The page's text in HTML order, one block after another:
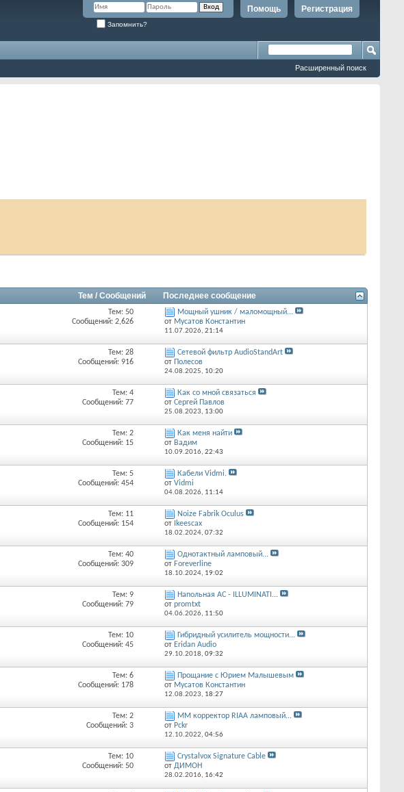
Регистрация
Помощь
Запомнить?
Расширенный поиск
Тем / Сообщений Последнее сообщение
Тем: 50
Сообщений: 2,626
Мощный ушник / маломощный...
от Мусатов Константин
11.07.2026, 21:14
Тем: 28
Сообщений: 916
Сетевой фильтр AudioStandArt
от Полесов
24.08.2025, 10:20
Тем: 4
Сообщений: 77
Как со мной связаться
от Сергей Павлов
25.08.2023, 13:00
Тем: 2
Сообщений: 15
Как меня найти
от Вадим
10.09.2016, 22:43
Тем: 5
Сообщений: 454
Кабели Vidmi.
от Vidmi
04.08.2026, 11:14
Тем: 11
Сообщений: 154
Noize Fabrik Oculus
от Ikeescax
18.02.2024, 07:32
Тем: 40
Сообщений: 309
Однотактный ламповый...
от Foreverline
18.10.2024, 19:02
Тем: 9
Сообщений: 79
Напольная АС - ILLUMINATI...
от promtxt
04.06.2026, 11:50
Тем: 10
Сообщений: 45
Гибридный усилитель мощности...
от Eridan Audio
29.10.2018, 09:32
Тем: 6
Сообщений: 178
Прощание с Юрием Малышевым
от Мусатов Константин
12.08.2023, 18:27
Тем: 2
Сообщений: 3
ММ корректор RIAA ламповый...
от Pckr
12.10.2022, 04:56
Тем: 10
Сообщений: 50
Crystalvox Signature Cable
от ДИМОН
28.02.2016, 16:42